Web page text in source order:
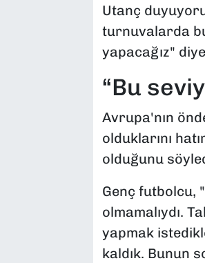
Utanç
turnuvalarda
yapacağız"
“Bu
Avrupa'nın
olduklarını
olduğunu
Genç futbolcu,
olmamalıydı.
yapmak
kaldık. Bunun